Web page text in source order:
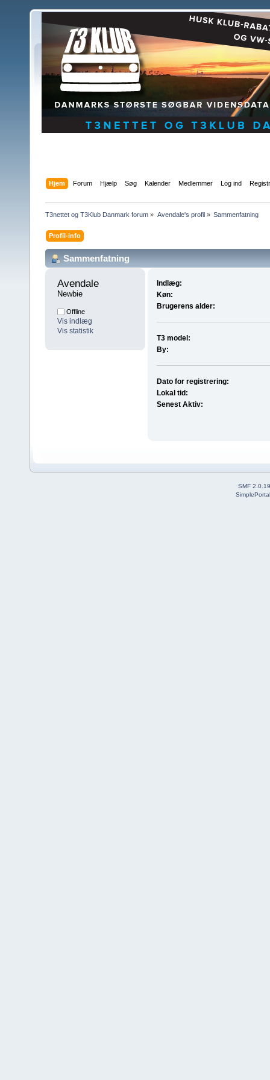
Hjem Forum Hjælp Søg Kalender Medlemmer Log ind
T3nettet og T3Klub Danmark forum » Avendale's profil» Sammenfatning
Profil-info
Sammenfatning
Avendale
Newbie
Offline
Vis indlæg
Vis statistik
Indlæg:
Køn:
Brugerens alder:
T3 model:
By:
Dato for registrering:
Lokal tid:
Senest Aktiv:
SMF 2.0.19